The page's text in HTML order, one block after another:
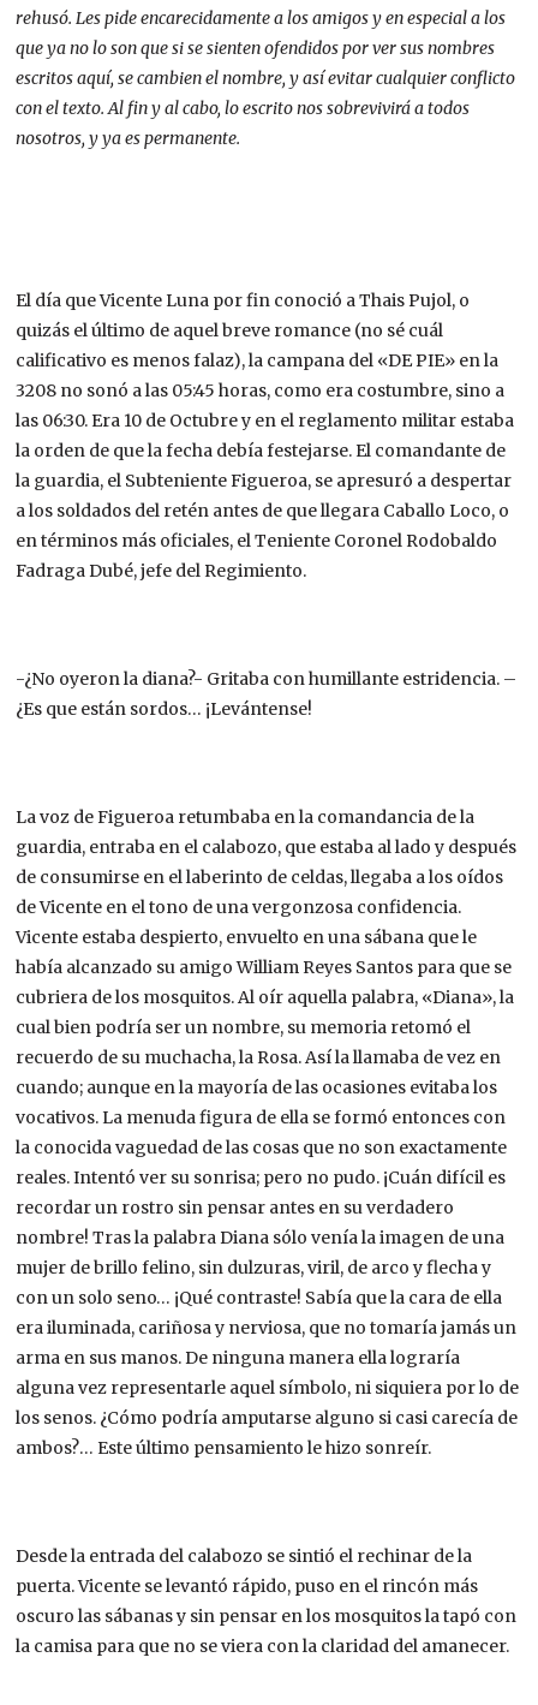
rehusó. Les pide encarecidamente a los amigos y en especial a los
que ya no lo son que si se sienten ofendidos por ver sus nombres
escritos aquí, se cambien el nombre, y así evitar cualquier conflicto
con el texto. Al fin y al cabo, lo escrito nos sobrevivirá a todos
nosotros, y ya es permanente.
El día que Vicente Luna por fin conoció a Thais Pujol, o
quizás el último de aquel breve romance (no sé cuál
calificativo es menos falaz), la campana del «DE PIE» en la
3208 no sonó a las 05:45 horas, como era costumbre, sino a
las 06:30. Era 10 de Octubre y en el reglamento militar estaba
la orden de que la fecha debía festejarse. El comandante de
la guardia, el Subteniente Figueroa, se apresuró a despertar
a los soldados del retén antes de que llegara Caballo Loco, o
en términos más oficiales, el Teniente Coronel Rodobaldo
Fadraga Dubé, jefe del Regimiento.
-¿No oyeron la diana?- Gritaba con humillante estridencia. –
¿Es que están sordos… ¡Levántense!
La voz de Figueroa retumbaba en la comandancia de la
guardia, entraba en el calabozo, que estaba al lado y después
de consumirse en el laberinto de celdas, llegaba a los oídos
de Vicente en el tono de una vergonzosa confidencia.
Vicente estaba despierto, envuelto en una sábana que le
había alcanzado su amigo William Reyes Santos para que se
cubriera de los mosquitos. Al oír aquella palabra, «Diana», la
cual bien podría ser un nombre, su memoria retomó el
recuerdo de su muchacha, la Rosa. Así la llamaba de vez en
cuando; aunque en la mayoría de las ocasiones evitaba los
vocativos. La menuda figura de ella se formó entonces con
la conocida vaguedad de las cosas que no son exactamente
reales. Intentó ver su sonrisa; pero no pudo. ¡Cuán difícil es
recordar un rostro sin pensar antes en su verdadero
nombre! Tras la palabra Diana sólo venía la imagen de una
mujer de brillo felino, sin dulzuras, viril, de arco y flecha y
con un solo seno… ¡Qué contraste! Sabía que la cara de ella
era iluminada, cariñosa y nerviosa, que no tomaría jamás un
arma en sus manos. De ninguna manera ella lograría
alguna vez representarle aquel símbolo, ni siquiera por lo de
los senos. ¿Cómo podría amputarse alguno si casi carecía de
ambos?… Este último pensamiento le hizo sonreír.
Desde la entrada del calabozo se sintió el rechinar de la
puerta. Vicente se levantó rápido, puso en el rincón más
oscuro las sábanas y sin pensar en los mosquitos la tapó con
la camisa para que no se viera con la claridad del amanecer.